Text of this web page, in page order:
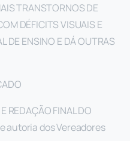
TRANSTORNOS DE
DÉFICITS VISUAIS E
DE ENSINO E DÁ OUTRAS
REDAÇÃO FINAL DO
autoria dos Vereadores